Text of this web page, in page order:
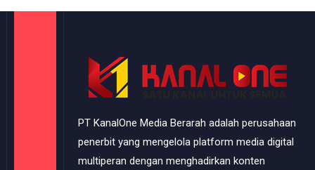
PT KanalOne Media Berarah adalah perusahaan
penerbit yang mengelola platform media digital
multiperan dengan menghadirkan konten